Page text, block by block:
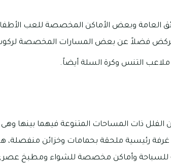
العامة وبعض الأماكن المخصصة للعب
فضلاً عن بعض المسارات المخصصة لركوب
التنس وكرة السلة أيضاً.
رئيسية ملحقة بحمامات وخزائن منفصلة،